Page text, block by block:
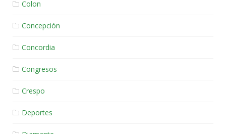
Colon
Concepción
Concordia
Congresos
Crespo
Deportes